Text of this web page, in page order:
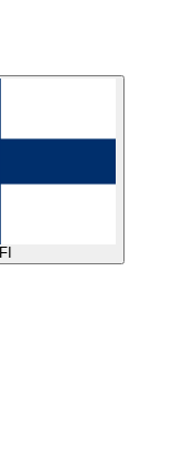
FI